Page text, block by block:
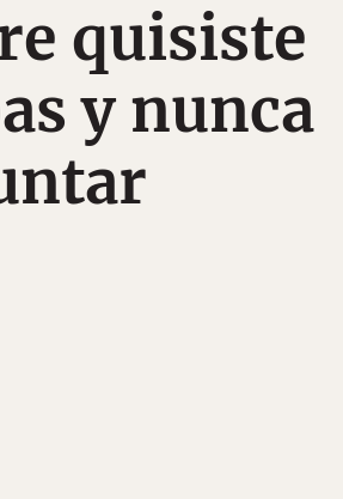
quisiste
y nunca